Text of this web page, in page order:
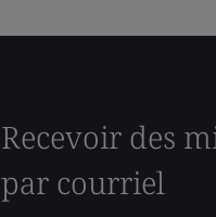
Recevoir des
par courriel